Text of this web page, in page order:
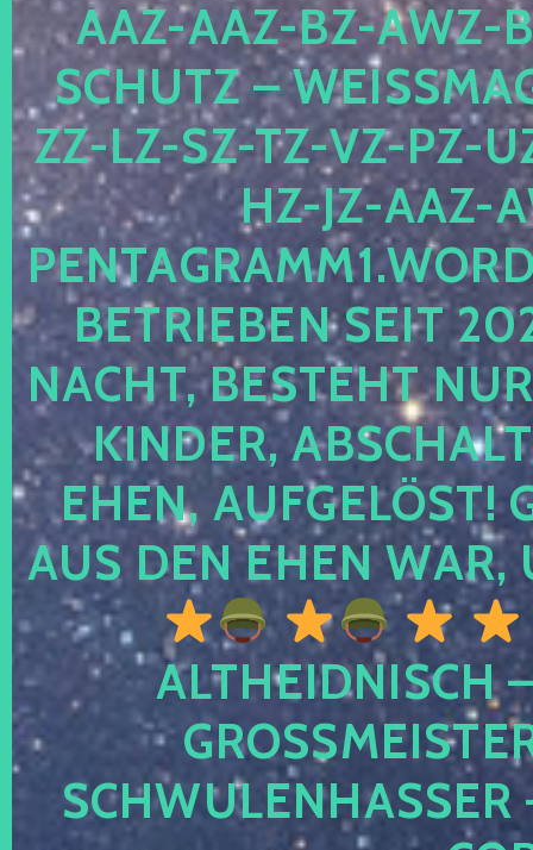
AZ-AAZ-BZ-AWZ-
CHUTZ –
-LZ-SZ-TZ-VZ-PZ-UZ-
-JZ-AAZ-
TRIEBEN SEIT 2024
CHT, BESTEHT NUR
NDER,
EN, AUFGELÖST!
S DEN EHEN WAR,
ALTHEIDNISCH
CHWULENHASSER